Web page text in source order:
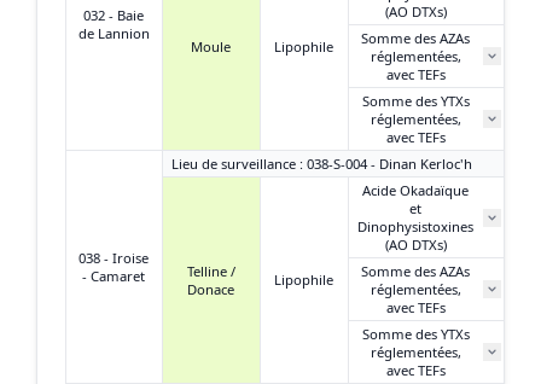
032 - Baie
de Lannion
Moule Lipophile
(AO DTXs)
Somme des AZAs
réglementées,
avec TEFs
Somme des YTXs
réglementées,
avec TEFs
038 - Iroise
- Camaret
Lieu de surveillance : 038-S-004 - Dinan Kerloc'h
Telline /
Donace
Lipophile
Acide Okadaïque
et
Dinophysistoxines
(AO DTXs)
Somme des AZAs
réglementées,
avec TEFs
Somme des YTXs
réglementées,
avec TEFs